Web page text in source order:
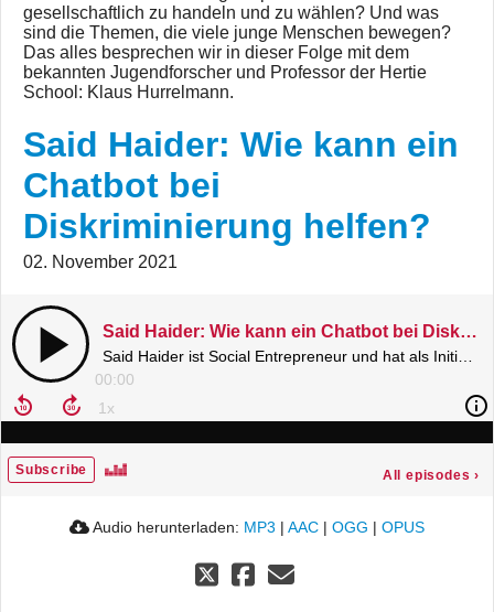
gesellschaftlich zu handeln und zu wählen? Und was
sind die Themen, die viele junge Menschen bewegen?
Das alles besprechen wir in dieser Folge mit dem
bekannten Jugendforscher und Professor der Hertie
School: Klaus Hurrelmann.
Said Haider: Wie kann ein
Chatbot bei
Diskriminierung helfen?
02. November 2021
Said Haider: Wie kann ein Chatbot bei Diskriminierung helfen?
00:00
Subscribe All episodes ›
Audio herunterladen: MP3 | AAC | OGG | OPUS